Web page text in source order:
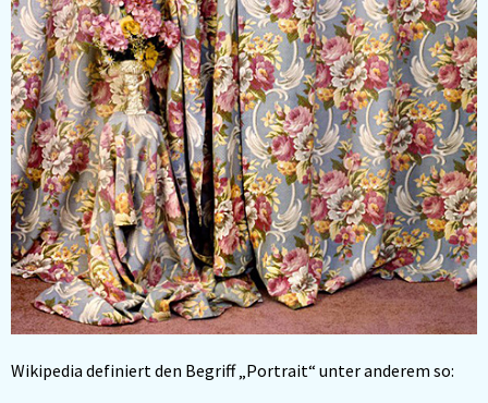
Wikipedia definiert den Begriff „Portrait“ unter anderem so: